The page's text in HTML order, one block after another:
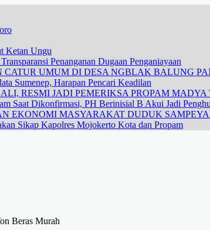
Ketan Ungu
Penanganan Dugaan Penganiayaan
UMUM DI DESA NGBLAK BALUNG
Sumenep, Harapan Pencari Keadilan
RESMI JADI PEMERIKSA PROPAM
Saat Dikonfirmasi, PH Berinisial B Akui Jadi
EKONOMI MASYARAKAT DUDUK
Sikap Kapolres Mojokerto Kota dan Propam
Beras Murah